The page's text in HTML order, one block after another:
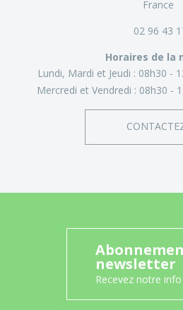
France
02 96 43
Horaires de la
Lundi, Mardi et Jeudi : 08h30 -
Mercredi et Vendredi : 08h30 -
newsletter
Recevez notre